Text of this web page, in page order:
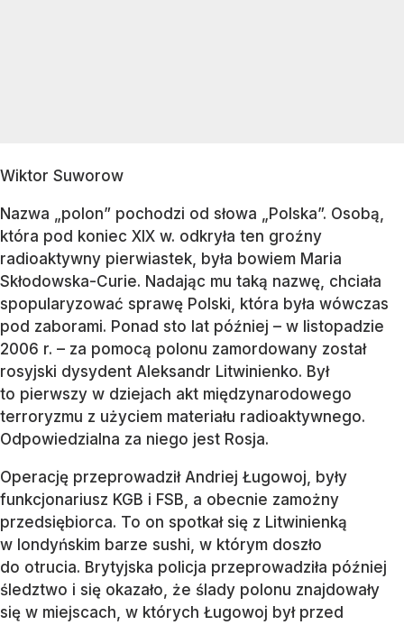
Wiktor Suworow
Nazwa „polon” pochodzi od słowa „Polska”. Osobą,
która pod koniec XIX w. odkryła ten groźny
radioaktywny pierwiastek, była bowiem Maria
Skłodowska-Curie. Nadając mu taką nazwę, chciała
spopularyzować sprawę Polski, która była wówczas
pod zaborami. Ponad sto lat później – w listopadzie
2006 r. – za pomocą polonu zamordowany został
rosyjski dysydent Aleksandr Litwinienko. Był
to pierwszy w dziejach akt międzynarodowego
terroryzmu z użyciem materiału radioaktywnego.
Odpowiedzialna za niego jest Rosja.
Operację przeprowadził Andriej Ługowoj, były
funkcjonariusz KGB i FSB, a obecnie zamożny
przedsiębiorca. To on spotkał się z Litwinienką
w londyńskim barze sushi, w którym doszło
do otrucia. Brytyjska policja przeprowadziła później
śledztwo i się okazało, że ślady polonu znajdowały
się w miejscach, w których Ługowoj był przed